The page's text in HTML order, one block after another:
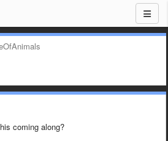
coming along?